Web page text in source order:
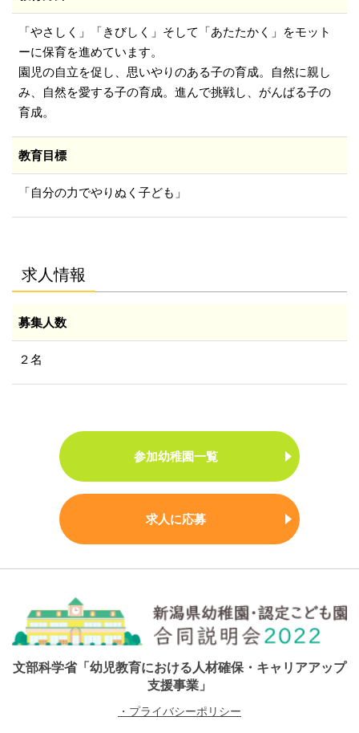
「やさしく」「きびしく」そして「あたたかく」をモット
ーに保育を進めています。
園児の自立を促し、思いやりのある子の育成。自然に親し
み、自然を愛する子の育成。進んで挑戦し、がんばる子の
育成。
教育目標
「自分の力でやりぬく子ども」
求人情報
募集人数
２名
参加幼稚園一覧
求人に応募
文部科学省「幼児教育における人材確保・キャリアアップ
支援事業」
・プライバシーポリシー